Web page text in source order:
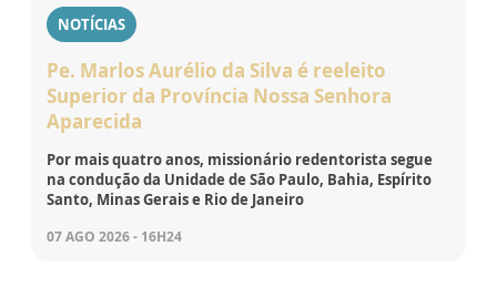
NOTÍCIAS
Pe. Marlos Aurélio da Silva é reeleito
Superior da Província Nossa Senhora
Aparecida
Por mais quatro anos, missionário redentorista segue
na condução da Unidade de São Paulo, Bahia, Espírito
Santo, Minas Gerais e Rio de Janeiro
07 AGO 2026 - 16H24